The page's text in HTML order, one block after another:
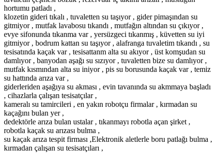
hortumu patladı ,
klozetin gideri tıkalı , tuvaletten su taşıyor , gider pimaşından su
gitmiyor , mutfak lavabosu tıkandı , mutfağın altından su çıkıyor ,
evye sifonunda tıkanma var , yersüzgeci tıkanmış , küvetten su iyi
gitmiyor , bodrum kattan su taşıyor , alafranga tuvaletim tıkandı , su
tesisatında kaçak var , tesisattanm alta su akıyor , üst komşudan su
damlıyor , banyodan aşağı su sızıyor , tuvaletten bize su damlıyor ,
mutfak kısmından alta su iniyor , pis su borusunda kaçak var , temiz
su hattında arıza var ,
giderleriden aşağıya su akması , evin tavanında su akmmaya başladı
, cihazlarla çalışan tesisatçılar ,
kameralı su tamircileri , en yakın robotçu firmalar , kırmadan su
kaçağını bulan yer ,
dedektörle arıza bulan ustalar , tıkanmayı robotla açan şirket ,
robotla kaçak su arızası bulma ,
su kaçak arıza tespit firması ,Elektronik aletlerle boru patlağı bulma ,
kırmadan çalışan su tesisatçıları ,